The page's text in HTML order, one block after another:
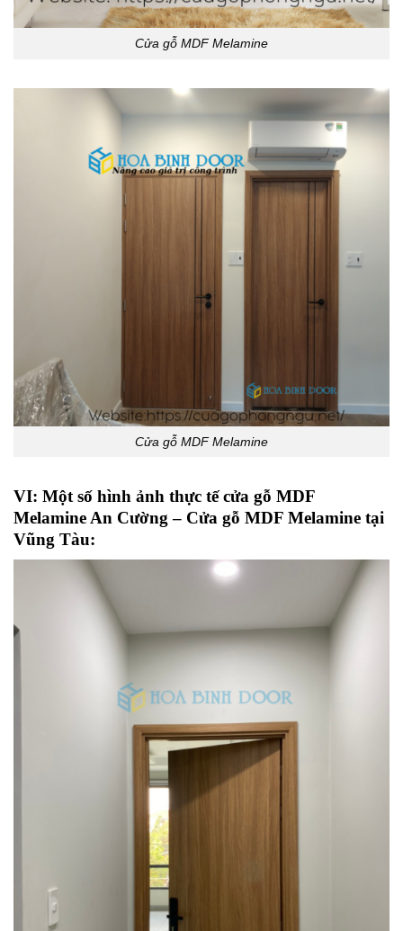
Cửa gỗ MDF Melamine
Cửa gỗ MDF Melamine
VI: Một số hình ảnh thực tế cửa gỗ MDF
Melamine An Cường – Cửa gỗ MDF Melamine tại
Vũng Tàu: